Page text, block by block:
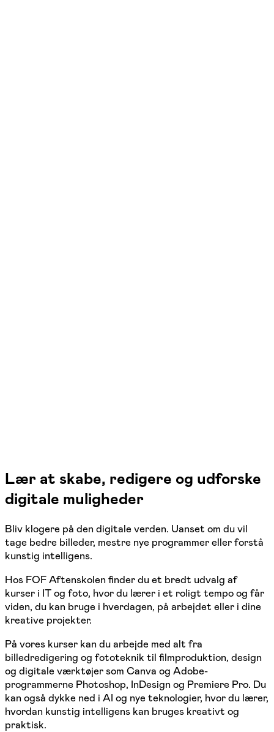
Lær at skabe, redigere og udforske
digitale muligheder
Bliv klogere på den digitale verden. Uanset om du vil
tage bedre billeder, mestre nye programmer eller forstå
kunstig intelligens.
Hos FOF Aftenskolen finder du et bredt udvalg af
kurser i IT og foto, hvor du lærer i et roligt tempo og får
viden, du kan bruge i hverdagen, på arbejdet eller i dine
kreative projekter.
På vores kurser kan du arbejde med alt fra
billedredigering og fototeknik til filmproduktion, design
og digitale værktøjer som Canva og Adobe-
programmerne Photoshop, InDesign og Premiere Pro. Du
kan også dykke ned i AI og nye teknologier, hvor du lærer,
hvordan kunstig intelligens kan bruges kreativt og
praktisk.